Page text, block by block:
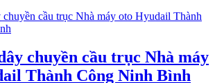
chuyền cầu trục Nhà máy
Thành Công Ninh Bình